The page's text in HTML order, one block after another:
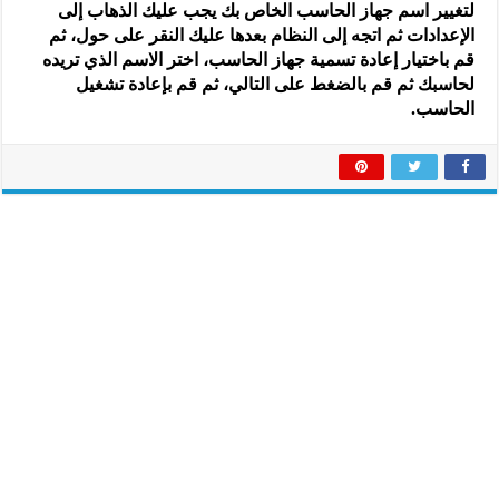
لتغيير اسم جهاز الحاسب الخاص بك يجب عليك الذهاب إلى
الإعدادات ثم اتجه إلى النظام بعدها عليك النقر على حول، ثم
قم باختيار إعادة تسمية جهاز الحاسب، اختر الاسم الذي تريده
لحاسبك ثم قم بالضغط على التالي، ثم قم بإعادة تشغيل
الحاسب.